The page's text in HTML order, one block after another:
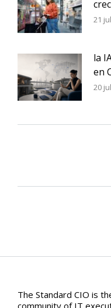
21
la
en
20
The Standard CIO is
community of IT